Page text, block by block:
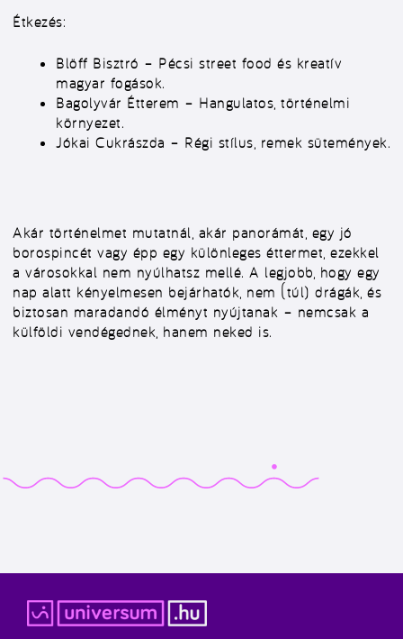
Étkezés:
Blöff Bisztró – Pécsi street food és kreatív
magyar fogások.
Bagolyvár Étterem – Hangulatos, történelmi
környezet.
Jókai Cukrászda – Régi stílus, remek sütemények.
Akár történelmet mutatnál, akár panorámát, egy jó
borospincét vagy épp egy különleges éttermet, ezekkel
a városokkal nem nyúlhatsz mellé. A legjobb, hogy egy
nap alatt kényelmesen bejárhatók, nem (túl) drágák, és
biztosan maradandó élményt nyújtanak – nemcsak a
külföldi vendégednek, hanem neked is.